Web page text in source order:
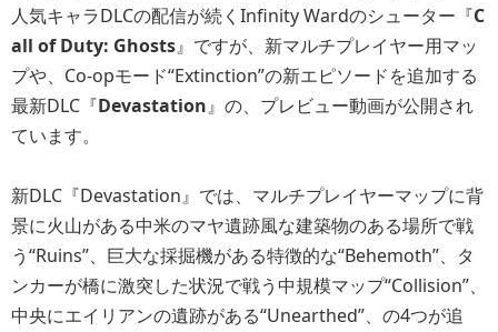
人気キャラDLCの配信が続くInfinity Wardのシューター『C
all of Duty: Ghosts』ですが、新マルチプレイヤー用マッ
プや、Co-opモード“Extinction”の新エピソードを追加する
最新DLC『Devastation』の、プレビュー動画が公開され
ています。
新DLC『Devastation』では、マルチプレイヤーマップに背
景に火山がある中米のマヤ遺跡風な建築物のある場所で戦
う“Ruins”、巨大な採掘機がある特徴的な“Behemoth”、タ
ンカーが橋に激突した状況で戦う中規模マップ“Collision”、
中央にエイリアンの遺跡がある“Unearthed”、の4つが追